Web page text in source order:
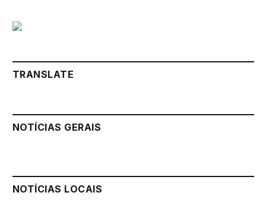
TRANSLATE
NOTÍCIAS GERAIS
NOTÍCIAS LOCAIS